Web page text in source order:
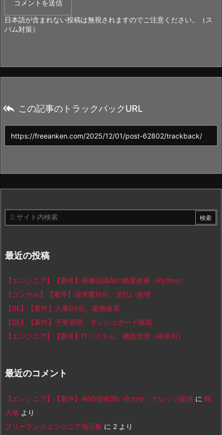
日本語が含まれない投稿は無視されますのでご注意ください。（ス
パム対策）
 この記事のトラックバックURL
最近の投稿
【エンジニア】【案件】画像認識AIの精度改善（Python）
【コンサル】【案件】請求書対応、支払い処理
【SE】【案件】人事DX化、業務改革
【SE】【案件】予実管理、ダッシュボード構築
【エンジニア】【案件】ITシステム、機器管理（神奈川）
最近のコメント
【エンジニア】【案件】AWS技術問い合わせ、ナレッジ提供 に 鶴
大地 より
フリーランスエンジニア掲示板 に 2 より